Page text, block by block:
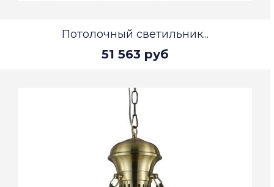
Потолочный светильник...
51 563 руб